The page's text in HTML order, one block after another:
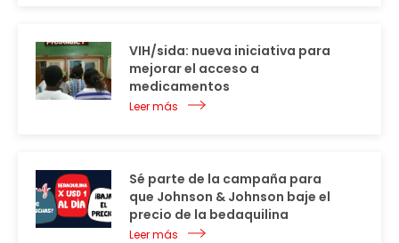
VIH/sida: nueva iniciativa para
mejorar el acceso a
medicamentos
Leer más
Sé parte de la campaña para
que Johnson & Johnson baje el
precio de la bedaquilina
Leer más